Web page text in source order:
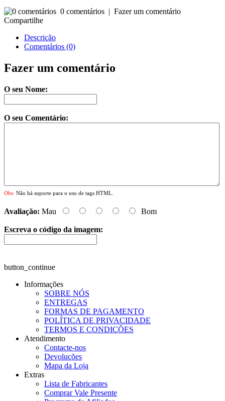
0 comentários | Fazer um comentário
Compartilhe
Descrição
Comentários (0)
Fazer um comentário
O seu Nome:
O seu Comentário:
Obs: Não há suporte para o uso de tags HTML.
Avaliação: Mau Bom
Escreva o código da imagem:
button_continue
Informações
SOBRE NÓS
ENTREGAS
FORMAS DE PAGAMENTO
POLÍTICA DE PRIVACIDADE
TERMOS E CONDIÇÕES
Atendimento
Contacte-nos
Devoluções
Mapa da Loja
Extras
Lista de Fabricantes
Comprar Vale Presente